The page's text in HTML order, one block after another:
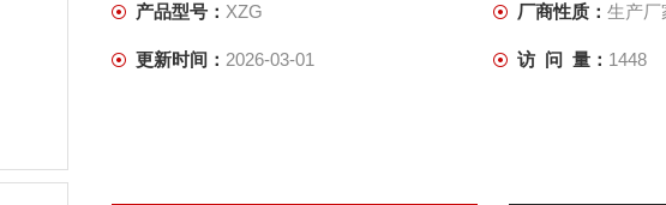
产品型号： XZG 厂商性质： 生产厂
更新时间： 2026-03-01 访 问 量： 1448